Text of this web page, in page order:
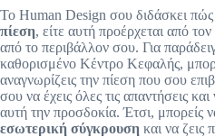
Το Human Design σου διδάσκει
πίεση, είτε αυτή προέρχεται από
από το περιβάλλον σου. Για
καθορισμένο Κέντρο Κεφαλής,
αναγνωρίζεις την πίεση που σου
σου να έχεις όλες τις απαντήσεις και
αυτή την προσδοκία. Έτσι, μπορείς
εσωτερική σύγκρουση και να ζεις